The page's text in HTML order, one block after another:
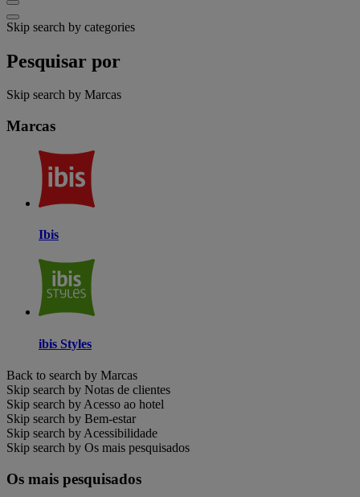
Skip search by categories
Pesquisar por
Skip search by Marcas
Marcas
Ibis
ibis Styles
Back to search by Marcas
Skip search by Notas de clientes
Skip search by Acesso ao hotel
Skip search by Bem-estar
Skip search by Acessibilidade
Skip search by Os mais pesquisados
Os mais pesquisados